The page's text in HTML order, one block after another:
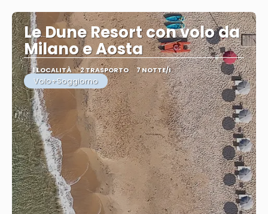
Le Dune Resort con volo da
Milano e Aosta
1 LOCALITÀ 2 TRASPORTO 7 NOTTE/I
Volo+Soggiorno